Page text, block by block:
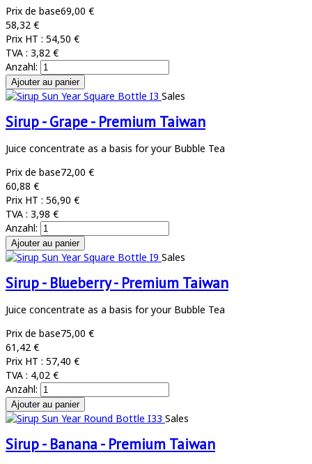
Prix de base69,00 €
58,32 €
Prix HT : 54,50 €
TVA : 3,82 €
Anzahl:
Sales
Sirup - Grape - Premium Taiwan
Juice concentrate as a basis for your Bubble Tea
Prix de base72,00 €
60,88 €
Prix HT : 56,90 €
TVA : 3,98 €
Anzahl:
Sales
Sirup - Blueberry - Premium Taiwan
Juice concentrate as a basis for your Bubble Tea
Prix de base75,00 €
61,42 €
Prix HT : 57,40 €
TVA : 4,02 €
Anzahl:
Sales
Sirup - Banana - Premium Taiwan